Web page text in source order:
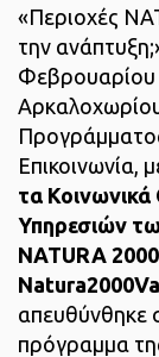
«Περιοχές
την
Φεβρουαρίου
Επικοινωνία,
τα
Υπηρεσιών
NATURA
απευθύνθηκε
πρόγραμμα